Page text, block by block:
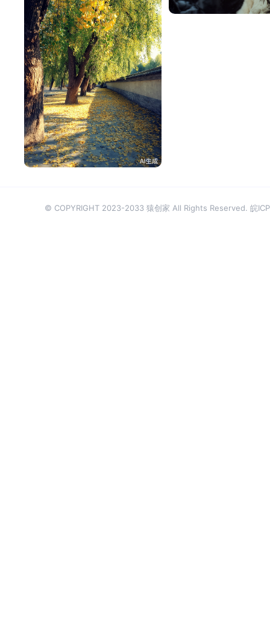
大番茄 614
© COPYRIGHT 2023-2033 猿创家 All Rights Reserved. 皖